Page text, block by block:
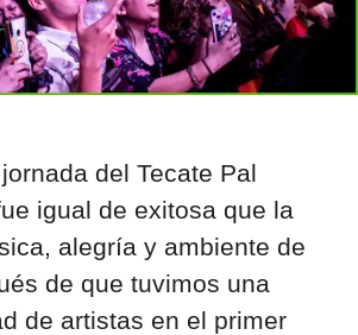
del Tecate Pal
igual de exitosa que la
alegría y ambiente de
de que tuvimos una
de artistas en el primer